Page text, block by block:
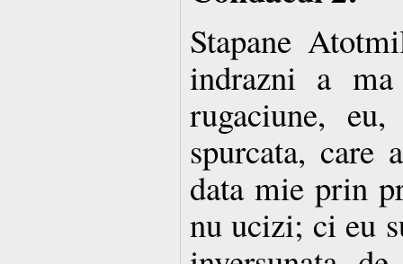
Stapane
indrazni a
rugaciune,
spurcata, care
data mie prin
nu ucizi; ci eu